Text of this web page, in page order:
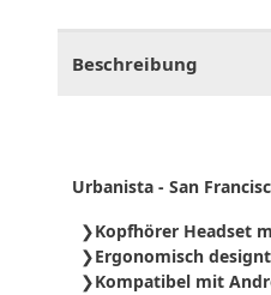
Beschreibung
Urbanista - San
Kopfhörer Headset
Ergonomisch
Kompatibel mit